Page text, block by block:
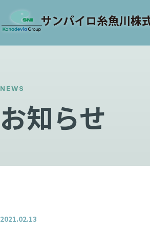
NEWS
お知らせ
2021.02.13